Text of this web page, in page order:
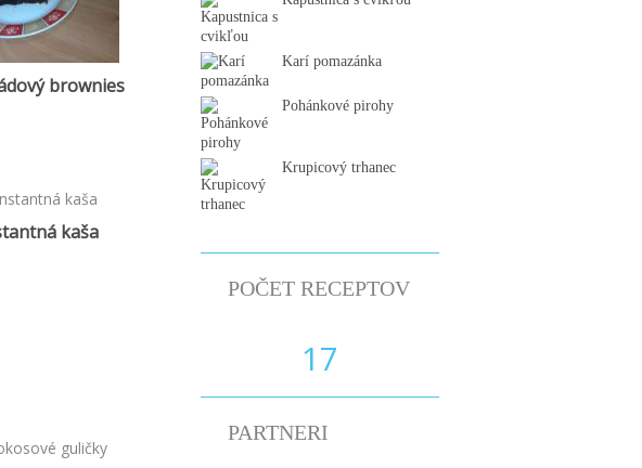
brownies
kaša
Karí pomazánka
Pohánkové pirohy
Krupicový trhanec
POČET RECEPTOV
17
PARTNERI